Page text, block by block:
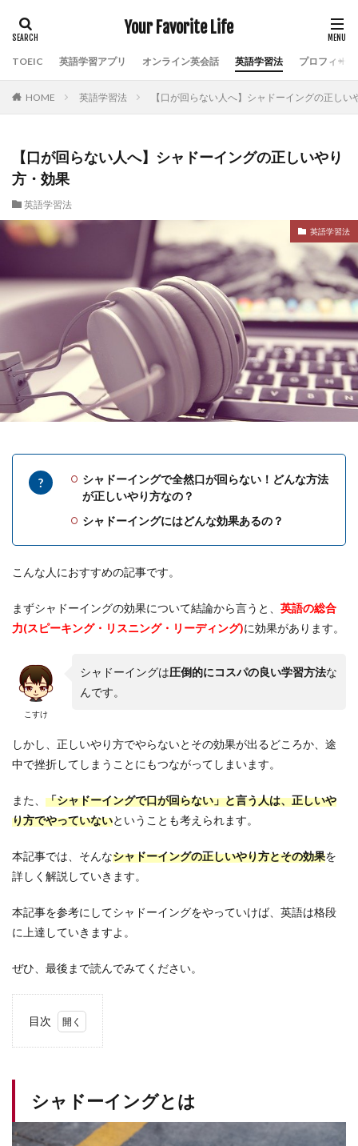
Your Favorite Life
TOEIC 英語学習アプリ オンライン英会話 英語学習法 プロフィール
HOME 英語学習法 【口が回らない人へ】シャドーイングの正しい
【口が回らない人へ】シャドーイングの正しいやり
方・効果
英語学習法
英語学習法
シャドーイングで全然口が回らない！どんな方法
が正しいやり方なの？
シャドーイングにはどんな効果あるの？
こんな人におすすめの記事です。
まずシャドーイングの効果について結論から言うと、 英語の総合
力(スピーキング・リスニング・リーディング)に効果があります。
こすけ
シャドーイングは圧倒的にコスパの良い学習方法な
んです。
しかし、正しいやり方でやらないとその効果が出るどころか、途
中で挫折してしまうことにもつながってしまいます。
また、 「シャドーイングで口が回らない」と言う人は、正しいや
り方でやっていないということも考えられます。
本記事では、そんなシャドーイングの正しいやり方とその効果を
詳しく解説していきます。
本記事を参考にしてシャドーイングをやっていけば、英語は格段
に上達していきますよ。
ぜひ、最後まで読んでみてください。
目次
グと
2
シャドーイングとは